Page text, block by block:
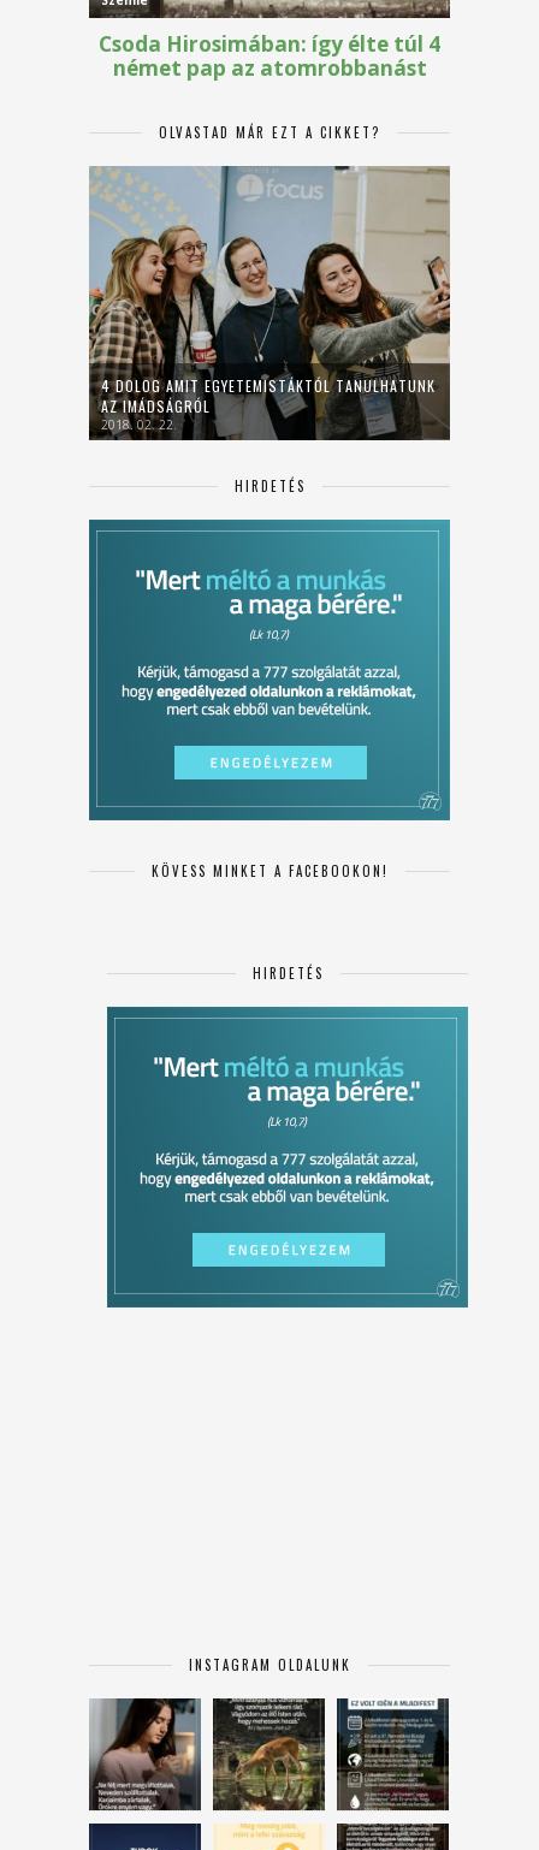
OLVASTAD MÁR EZT A CIKKET?
4 DOLOG AMIT EGYETEMISTÁKTÓL TANULHATUNK
AZ IMÁDSÁGRÓL
2018. 02. 22.
HIRDETÉS
KÖVESS MINKET A FACEBOOKON!
HIRDETÉS
INSTAGRAM OLDALUNK